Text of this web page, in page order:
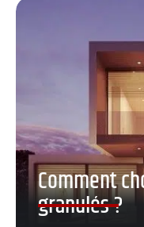
Comment
granulés ?